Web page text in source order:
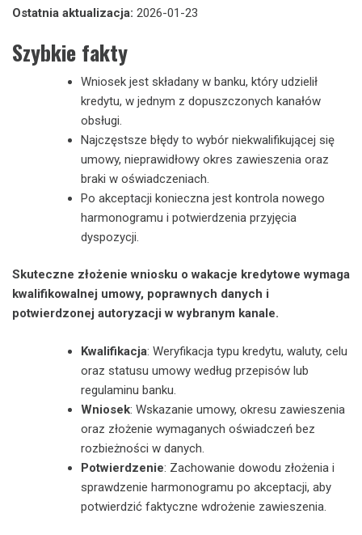
Ostatnia aktualizacja: 2026-01-23
Szybkie fakty
Wniosek jest składany w banku, który udzielił
kredytu, w jednym z dopuszczonych kanałów
obsługi.
Najczęstsze błędy to wybór niekwalifikującej się
umowy, nieprawidłowy okres zawieszenia oraz
braki w oświadczeniach.
Po akceptacji konieczna jest kontrola nowego
harmonogramu i potwierdzenia przyjęcia
dyspozycji.
Skuteczne złożenie wniosku o wakacje kredytowe wymaga
kwalifikowalnej umowy, poprawnych danych i
potwierdzonej autoryzacji w wybranym kanale.
Kwalifikacja: Weryfikacja typu kredytu, waluty, celu
oraz statusu umowy według przepisów lub
regulaminu banku.
Wniosek: Wskazanie umowy, okresu zawieszenia
oraz złożenie wymaganych oświadczeń bez
rozbieżności w danych.
Potwierdzenie: Zachowanie dowodu złożenia i
sprawdzenie harmonogramu po akceptacji, aby
potwierdzić faktyczne wdrożenie zawieszenia.